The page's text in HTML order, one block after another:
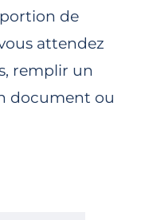
de
attendez
remplir un
document ou